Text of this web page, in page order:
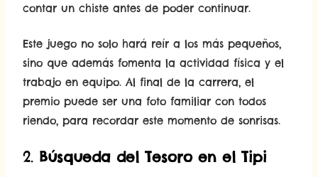
contar un chiste antes de poder continuar.
Este juego no solo hará reír a los más pequeños,
sino que además fomenta la actividad física y el
trabajo en equipo. Al final de la carrera, el
premio puede ser una foto familiar con todos
riendo, para recordar este momento de sonrisas.
2. Búsqueda del Tesoro en el Tipi